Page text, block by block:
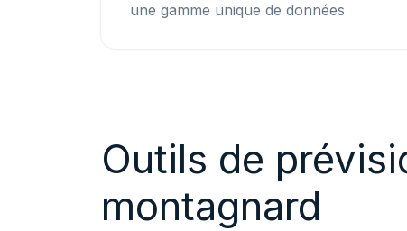
une gamme unique de données
Outils de
montagnard